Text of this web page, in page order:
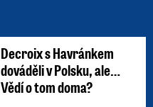
Decroix s Havránkem
dováděli v Polsku, ale…
Vědí o tom doma?